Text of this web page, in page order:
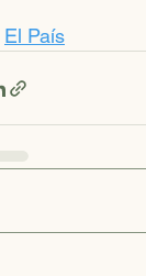
El País